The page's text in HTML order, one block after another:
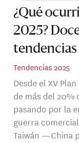
¿Qué
2025?
tendencias
Tendencias 2025
Desde el XV
de más del 20%
pasando por la
guerra
Taiwán —China